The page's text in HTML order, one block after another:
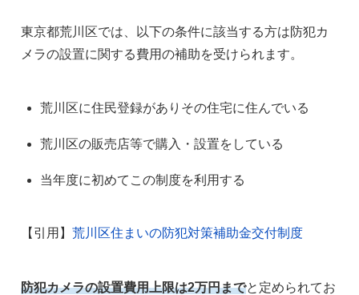
東京都荒川区では、以下の条件に該当する方は防犯カ
メラの設置に関する費用の補助を受けられます。
荒川区に住民登録がありその住宅に住んでいる
荒川区の販売店等で購入・設置をしている
当年度に初めてこの制度を利用する
【引用】荒川区住まいの防犯対策補助金交付制度
防犯カメラの設置費用上限は2万円までと定められてお